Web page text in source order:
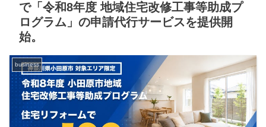
で「令和8年度 地域住宅改修工事等助成プ
ログラム」の申請代行サービスを提供開
始。
business